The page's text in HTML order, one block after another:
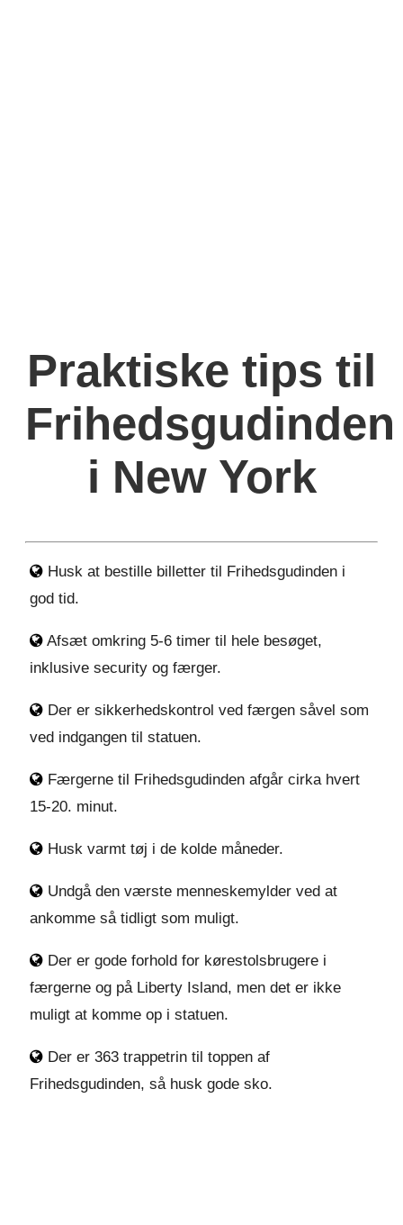
Praktiske tips til
Frihedsgudinden
i New York
Husk at bestille billetter til Frihedsgudinden i
god tid.
Afsæt omkring 5-6 timer til hele besøget,
inklusive security og færger.
Der er sikkerhedskontrol ved færgen såvel som
ved indgangen til statuen.
Færgerne til Frihedsgudinden afgår cirka hvert
15-20. minut.
Husk varmt tøj i de kolde måneder.
Undgå den værste menneskemylder ved at
ankomme så tidligt som muligt.
Der er gode forhold for kørestolsbrugere i
færgerne og på Liberty Island, men det er ikke
muligt at komme op i statuen.
Der er 363 trappetrin til toppen af
Frihedsgudinden, så husk gode sko.